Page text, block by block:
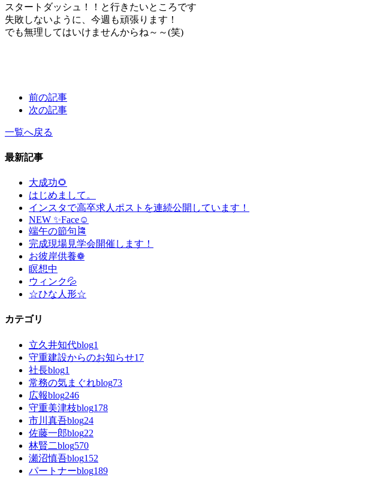
スタートダッシュ！！と行きたいところです
失敗しないように、今週も頑張ります！
でも無理してはいけませんからね～～(笑)
前の記事
次の記事
一覧へ戻る
最新記事
大成功🌻
はじめまして。
インスタで高卒求人ポストを連続公開しています！
NEW ✨Face☺
端午の節句🎏
完成現場見学会開催します！
お彼岸供養❁
瞑想中
ウィンク💦
☆ひな人形☆
カテゴリ
立久井知代blog1
守重建設からのお知らせ17
社長blog1
常務の気まぐれblog73
広報blog246
守重美津枝blog178
市川真吾blog24
佐藤一郎blog22
林賢二blog570
瀬沼慎吾blog152
パートナーblog189